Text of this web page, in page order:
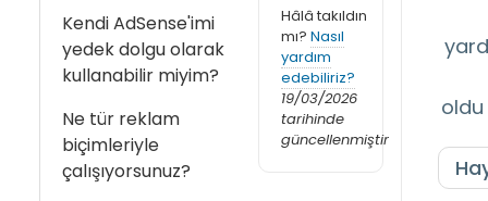
Kendi AdSense'imi
yedek dolgu olarak
kullanabilir miyim?
Ne tür reklam
biçimleriyle
çalışıyorsunuz?
Hâlâ takıldın
mı? Nasıl
yardım
edebiliriz?
19/03/2026
tarihinde
güncellenmiştir